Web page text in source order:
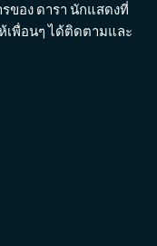
ของ ดารา นักแสดงที่
เพื่อนๆ ได้ติดตามและ